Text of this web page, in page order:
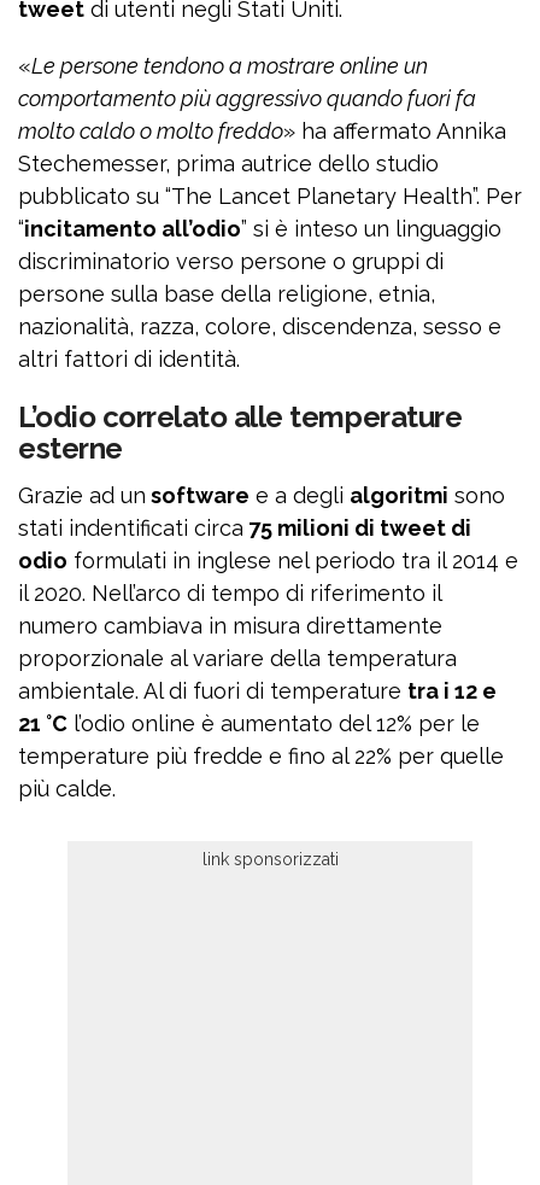
tweet di utenti negli Stati Uniti.
«Le persone tendono a mostrare online un
comportamento più aggressivo quando fuori fa
molto caldo o molto freddo» ha affermato Annika
Stechemesser, prima autrice dello studio
pubblicato su “The Lancet Planetary Health”. Per
“incitamento all’odio” si è inteso un linguaggio
discriminatorio verso persone o gruppi di
persone sulla base della religione, etnia,
nazionalità, razza, colore, discendenza, sesso e
altri fattori di identità.
L’odio correlato alle temperature
esterne
Grazie ad un software e a degli algoritmi sono
stati indentificati circa 75 milioni di tweet di
odio formulati in inglese nel periodo tra il 2014 e
il 2020. Nell’arco di tempo di riferimento il
numero cambiava in misura direttamente
proporzionale al variare della temperatura
ambientale. Al di fuori di temperature tra i 12 e
21 °C l’odio online è aumentato del 12% per le
temperature più fredde e fino al 22% per quelle
più calde.